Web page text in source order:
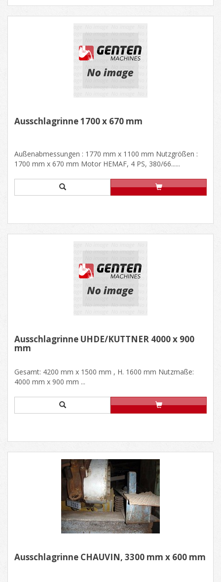
Ausschlagrinne 1700 x 670 mm
Außenabmessungen : 1770 mm x 1100 mm Nutzgrößen :
1700 mm x 670 mm Motor HEMAF, 4 PS, 380/66......
Ausschlagrinne UHDE/KÜTTNER 4000 x 900
mm
Gesamt: 4200 mm x 1500 mm , H. 1600 mm Nutzmaße:
4000 mm x 900 mm ...
Ausschlagrinne CHAUVIN, 3300 mm x 600 mm